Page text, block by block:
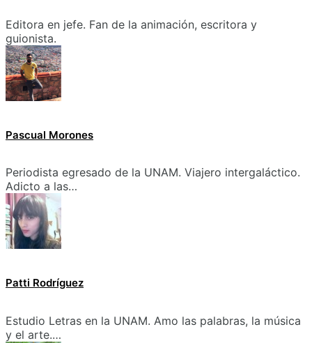
Editora en jefe. Fan de la animación, escritora y
guionista.
Pascual Morones
Periodista egresado de la UNAM. Viajero intergaláctico.
Adicto a las…
Patti Rodríguez
Estudio Letras en la UNAM. Amo las palabras, la música
y el arte.…